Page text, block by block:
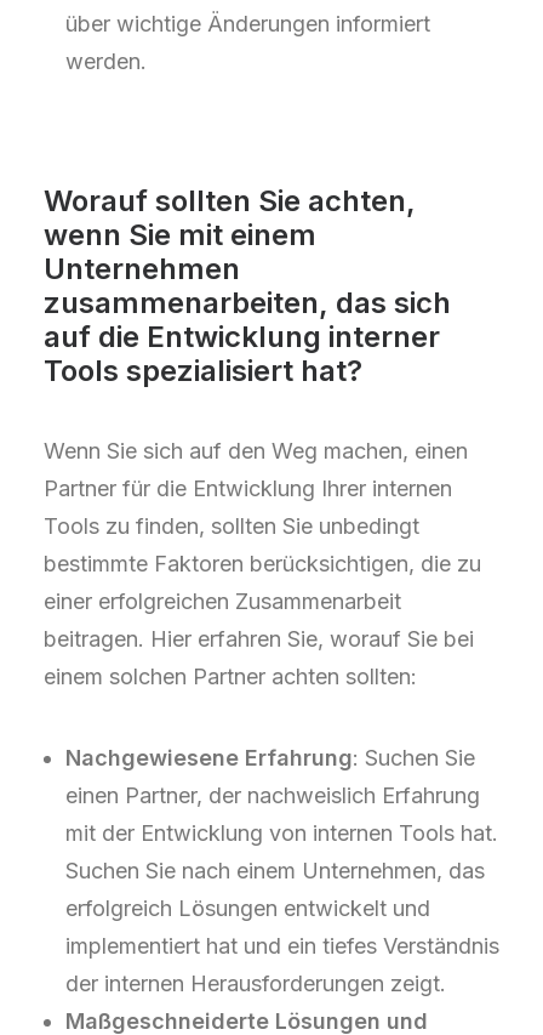
über wichtige Änderungen informiert
werden.
Worauf sollten Sie achten,
wenn Sie mit einem
Unternehmen
zusammenarbeiten, das sich
auf die Entwicklung interner
Tools spezialisiert hat?
Wenn Sie sich auf den Weg machen, einen
Partner für die Entwicklung Ihrer internen
Tools zu finden, sollten Sie unbedingt
bestimmte Faktoren berücksichtigen, die zu
einer erfolgreichen Zusammenarbeit
beitragen. Hier erfahren Sie, worauf Sie bei
einem solchen Partner achten sollten:
Nachgewiesene Erfahrung: Suchen Sie
einen Partner, der nachweislich Erfahrung
mit der Entwicklung von internen Tools hat.
Suchen Sie nach einem Unternehmen, das
erfolgreich Lösungen entwickelt und
implementiert hat und ein tiefes Verständnis
der internen Herausforderungen zeigt.
Maßgeschneiderte Lösungen und